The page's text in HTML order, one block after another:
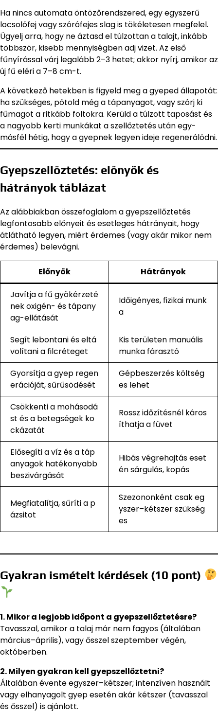
Ha nincs automata öntözőrendszered, egy egyszerű
locsolófej vagy szórófejes slag is tökéletesen megfelel.
Ügyelj arra, hogy ne áztasd el túlzottan a talajt, inkább
többször, kisebb mennyiségben adj vizet. Az első
fűnyírással várj legalább 2–3 hetet; akkor nyírj, amikor az
új fű eléri a 7–8 cm-t.
A következő hetekben is figyeld meg a gyeped állapotát:
ha szükséges, pótold még a tápanyagot, vagy szórj ki
fűmagot a ritkább foltokra. Kerüld a túlzott taposást és
a nagyobb kerti munkákat a szellőztetés után egy-
másfél hétig, hogy a gyepnek legyen ideje regenerálódni.
Gyepszellőztetés: előnyök és
hátrányok táblázat
Az alábbiakban összefoglalom a gyepszellőztetés
legfontosabb előnyeit és esetleges hátrányait, hogy
átlátható legyen, miért érdemes (vagy akár mikor nem
érdemes) belevágni.
Előnyök Hátrányok
Javítja a fű gyökérzeté
nek oxigén- és tápany
ag-ellátását
Időigényes, fizikai munk
a
Segít lebontani és eltá
volítani a filcréteget
Kis területen manuális
munka fárasztó
Gyorsítja a gyep regen
erációját, sűrűsödését
Gépbeszerzés költség
es lehet
Csökkenti a mohásodá
st és a betegségek ko
ckázatát
Rossz időzítésnél káros
íthatja a füvet
Elősegíti a víz és a táp
anyagok hatékonyabb
beszivárgását
Hibás végrehajtás eset
én sárgulás, kopás
Megfiatalítja, sűríti a p
ázsitot
Szezononként csak eg
yszer–kétszer szükség
es
Gyakran ismételt kérdések (10 pont)
1. Mikor a legjobb időpont a gyepszellőztetésre?
Tavasszal, amikor a talaj már nem fagyos (általában
március–április), vagy ősszel szeptember végén,
októberben.
2. Milyen gyakran kell gyepszellőztetni?
Általában évente egyszer–kétszer; intenzíven használt
vagy elhanyagolt gyep esetén akár kétszer (tavasszal
és ősszel) is ajánlott.